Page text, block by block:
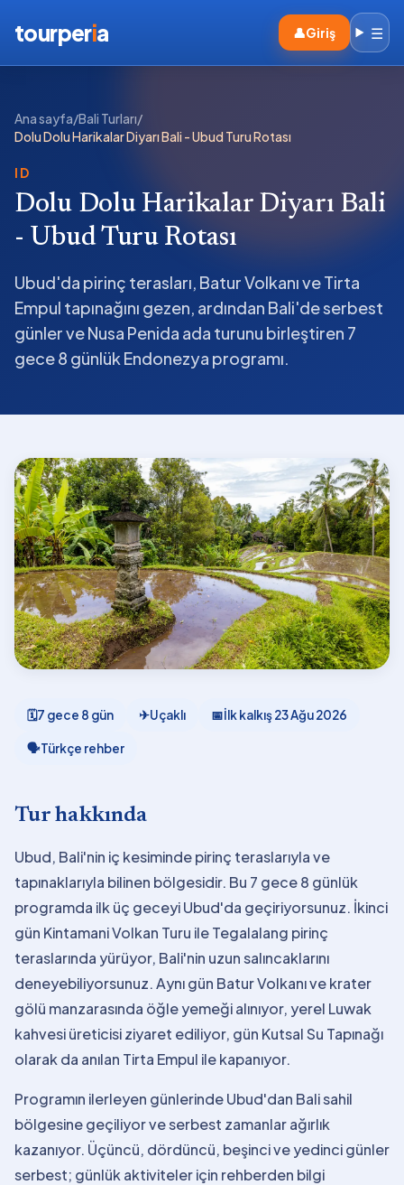
tourperia 👤Giriş ☰
Ana sayfa/Bali Turları/
Dolu Dolu Harikalar Diyarı Bali - Ubud Turu Rotası
ID
Dolu Dolu Harikalar Diyarı Bali
- Ubud Turu Rotası
Ubud'da pirinç terasları, Batur Volkanı ve Tirta
Empul tapınağını gezen, ardından Bali'de serbest
günler ve Nusa Penida ada turunu birleştiren 7
gece 8 günlük Endonezya programı.
🗓7 gece 8 gün ✈Uçaklı 📅İlk kalkış23 Ağu 2026
🗣Türkçe rehber
Tur hakkında
Ubud, Bali'nin iç kesiminde pirinç teraslarıyla ve
tapınaklarıyla bilinen bölgesidir. Bu 7 gece 8 günlük
programda ilk üç geceyi Ubud'da geçiriyorsunuz. İkinci
gün Kintamani Volkan Turu ile Tegalalang pirinç
teraslarında yürüyor, Bali'nin uzun salıncaklarını
deneyebiliyorsunuz. Aynı gün Batur Volkanı ve krater
gölü manzarasında öğle yemeği alınıyor, yerel Luwak
kahvesi üreticisi ziyaret ediliyor, gün Kutsal Su Tapınağı
olarak da anılan Tirta Empul ile kapanıyor.
Programın ilerleyen günlerinde Ubud'dan Bali sahil
bölgesine geçiliyor ve serbest zamanlar ağırlık
kazanıyor. Üçüncü, dördüncü, beşinci ve yedinci günler
serbest; günlük aktiviteler için rehberden bilgi